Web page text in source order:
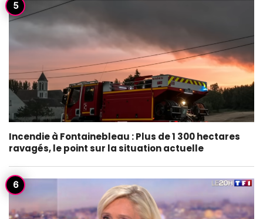
Incendie à Fontainebleau : Plus de 1 300 hectares
ravagés, le point sur la situation actuelle